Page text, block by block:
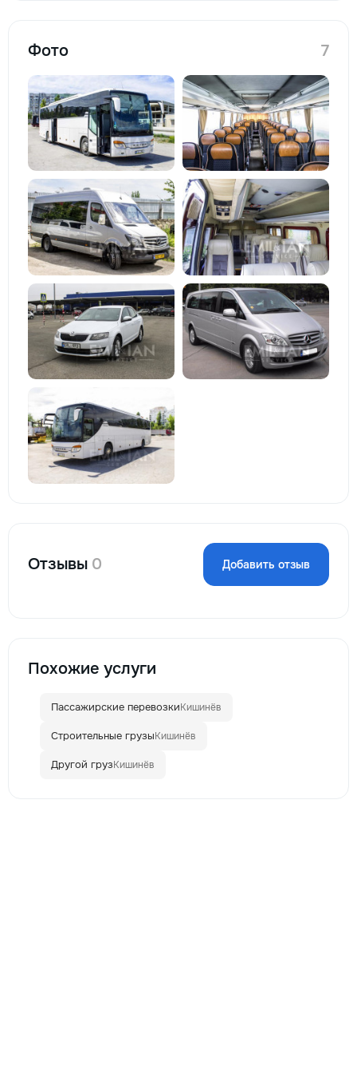
Фото 7
Отзывы 0 Добавить отзыв
Похожие услуги
Пассажирские перевозкиКишинёв
Строительные грузыКишинёв
Другой грузКишинёв